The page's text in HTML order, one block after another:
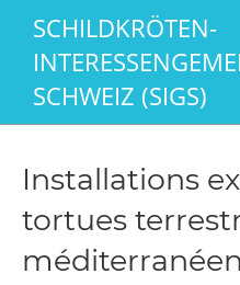
SCHILDKRÖTEN-
SCHWEIZ (SIGS)
Installations
tortues